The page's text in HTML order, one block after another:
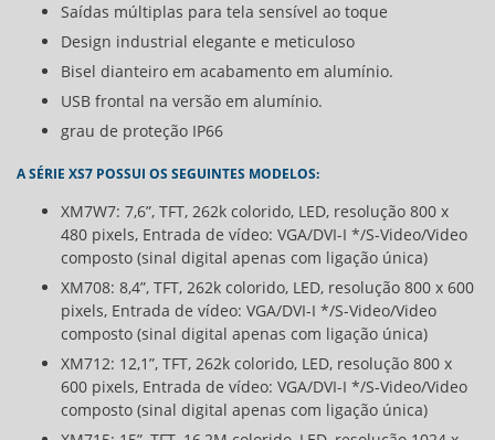
Saídas múltiplas para tela sensível ao toque
Design industrial elegante e meticuloso
Bisel dianteiro em acabamento em alumínio.
USB frontal na versão em alumínio.
grau de proteção IP66
A SÉRIE XS7 POSSUI OS SEGUINTES MODELOS:
XM7W7: 7,6”, TFT, 262k colorido, LED, resolução 800 x
480 pixels, Entrada de vídeo: VGA/DVI-I */S-Video/Video
composto (sinal digital apenas com ligação única)
XM708: 8,4”, TFT, 262k colorido, LED, resolução 800 x 600
pixels, Entrada de vídeo: VGA/DVI-I */S-Video/Video
composto (sinal digital apenas com ligação única)
XM712: 12,1”, TFT, 262k colorido, LED, resolução 800 x
600 pixels, Entrada de vídeo: VGA/DVI-I */S-Video/Video
composto (sinal digital apenas com ligação única)